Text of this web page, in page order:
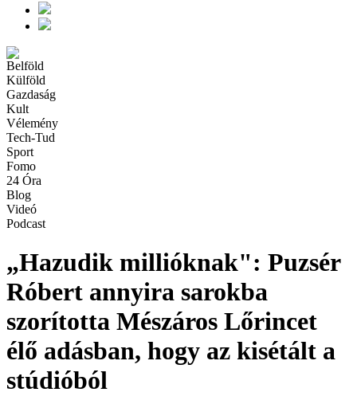
Belföld
Külföld
Gazdaság
Kult
Vélemény
Tech-Tud
Sport
Fomo
24 Óra
Blog
Videó
Podcast
„Hazudik millióknak": Puzsér
Róbert annyira sarokba
szorította Mészáros Lőrincet
élő adásban, hogy az kisétált a
stúdióból